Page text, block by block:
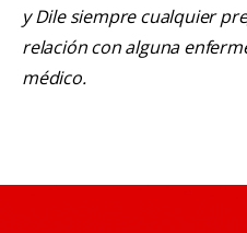
y Dile siempre cualquier
relación con alguna
médico.